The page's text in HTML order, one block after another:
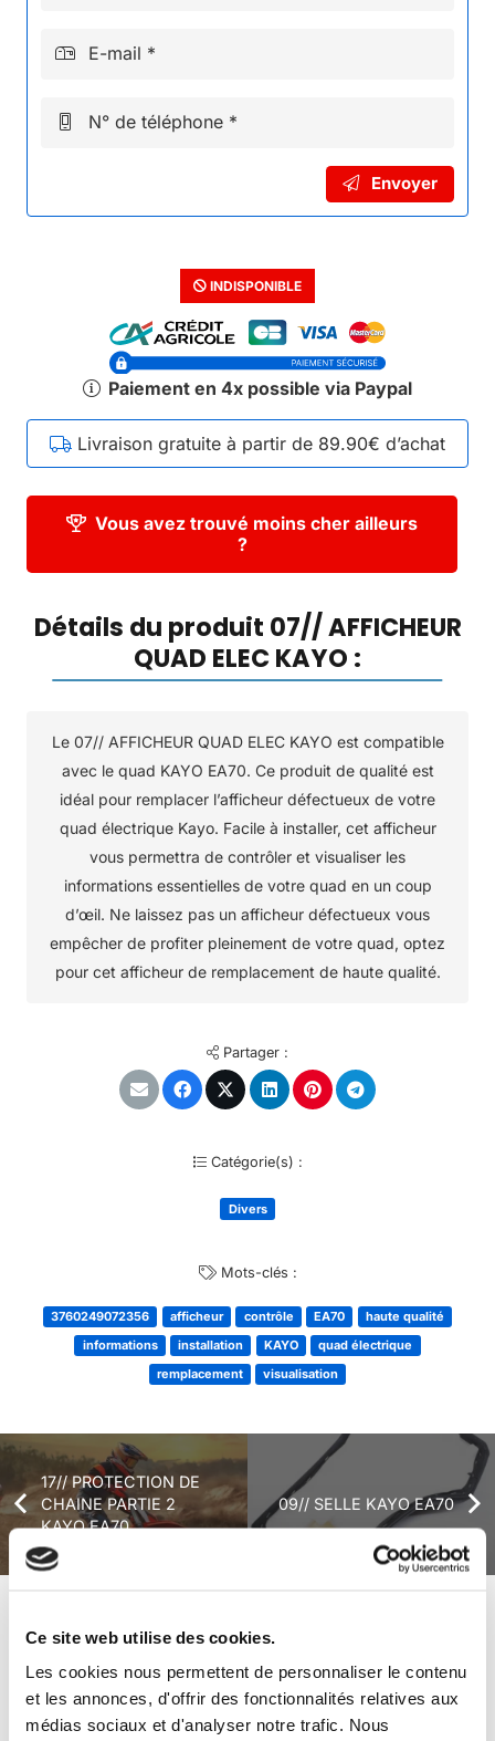
Ce site web utilise des cookies.
Les cookies nous permettent de personnaliser le contenu
et les annonces, d'offrir des fonctionnalités relatives aux
médias sociaux et d'analyser notre trafic. Nous
E-mail *
N° de téléphone *
Envoyer
INDISPONIBLE
Paiement en 4x possible via Paypal
Livraison gratuite à partir de 89.90€ d’achat
Vous avez trouvé moins cher ailleurs
?
Détails du produit 07// AFFICHEUR
QUAD ELEC KAYO :
Le 07// AFFICHEUR QUAD ELEC KAYO est compatible
avec le quad KAYO EA70. Ce produit de qualité est
idéal pour remplacer l’afficheur défectueux de votre
quad électrique Kayo. Facile à installer, cet afficheur
vous permettra de contrôler et visualiser les
informations essentielles de votre quad en un coup
d’œil. Ne laissez pas un afficheur défectueux vous
empêcher de profiter pleinement de votre quad, optez
pour cet afficheur de remplacement de haute qualité.
Partager :
Catégorie(s) :
Divers
Mots-clés :
3760249072356 afficheur contrôle EA70
haute qualité
informations
installation KAYO
quad électrique
remplacement
visualisation
17// PROTECTION DE
CHAINE PARTIE 2
KAYO EA70
09// SELLE KAYO EA70
+ de produits
Véhicules complets